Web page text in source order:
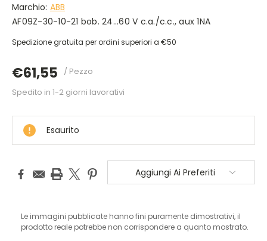
Marchio: ABB
AF09Z-30-10-21 bob. 24...60 V c.a./c.c., aux 1NA
Spedizione gratuita per ordini superiori a €50
€61,55 / Pezzo
DISPONIBILE
Spedito in 1-2 giorni lavorativi
Esaurito
Aggiungi Ai Preferiti
Le immagini pubblicate hanno fini puramente dimostrativi, il
prodotto reale potrebbe non corrispondere a quanto mostrato.